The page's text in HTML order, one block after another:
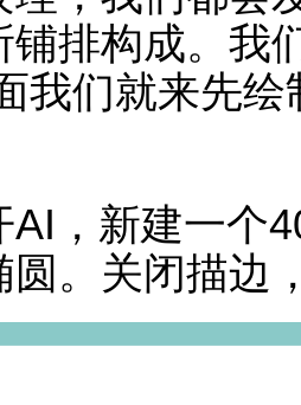
铺排构成。我
我们就来先
AI，新建一个
圆。关闭描边